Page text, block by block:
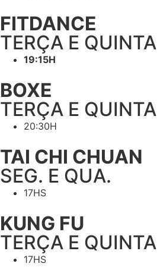
FITDANCE
TERÇA E QUINTA
19:15H
BOXE
TERÇA E QUINTA
20:30H
TAI CHI CHUAN
SEG. E QUA.
17HS
KUNG FU
TERÇA E QUINTA
17HS